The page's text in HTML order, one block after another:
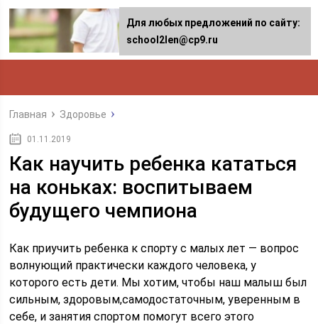
Главная Здоровье
01.11.2019
Как научить ребенка кататься
на коньках: воспитываем
будущего чемпиона
Как приучить ребенка к спорту с малых лет — вопрос
волнующий практически каждого человека, у
которого есть дети. Мы хотим, чтобы наш малыш был
сильным, здоровым,самодостаточным, уверенным в
себе, и занятия спортом помогут всего этого
Для любых предложений по сайту:
school2len@cp9.ru